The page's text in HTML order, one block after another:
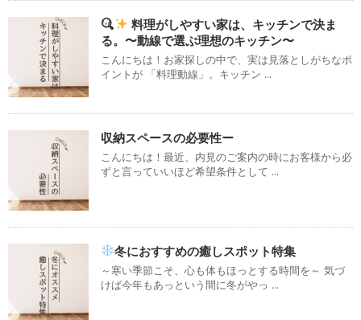
料理がしやすい家は、キッチンで決ま
る。〜動線で選ぶ理想のキッチン〜
こんにちは！お家探しの中で、実は見落としがちなポ
イントが 「料理動線」。キッチン ...
収納スペースの必要性ー
こんにちは！最近、内見のご案内の時にお客様から必
ずと言っていいほど希望条件として ...
冬におすすめの癒しスポット特集
～寒い季節こそ、心も体もほっとする時間を～ 気づ
けば今年もあっという間に冬がやっ ...